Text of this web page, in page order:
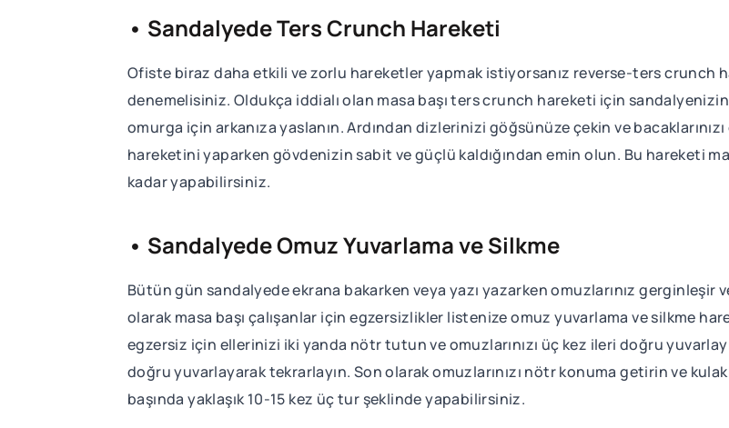
• Sandalyede Ters Crunch Hareketi
Ofiste biraz daha etkili ve zorlu hareketler yapmak istiyorsanız reverse-ters crunch
denemelisiniz. Oldukça iddialı olan masa başı ters crunch hareketi için
omurga için arkanıza yaslanın. Ardından dizlerinizi göğsünüze çekin ve
hareketini yaparken gövdenizin sabit ve güçlü kaldığından emin olun. Bu hareketi
kadar yapabilirsiniz.
• Sandalyede Omuz Yuvarlama ve Silkme
Bütün gün sandalyede ekrana bakarken veya yazı yazarken omuzlarınız
olarak masa başı çalışanlar için egzersizlikler listenize omuz yuvarlama ve silkme
egzersiz için ellerinizi iki yanda nötr tutun ve omuzlarınızı üç kez ileri doğru
doğru yuvarlayarak tekrarlayın. Son olarak omuzlarınızı nötr konuma getirin ve
başında yaklaşık 10-15 kez üç tur şeklinde yapabilirsiniz.